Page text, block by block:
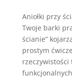
Aniołki przy
Twoje barki
ścianie”
prostym